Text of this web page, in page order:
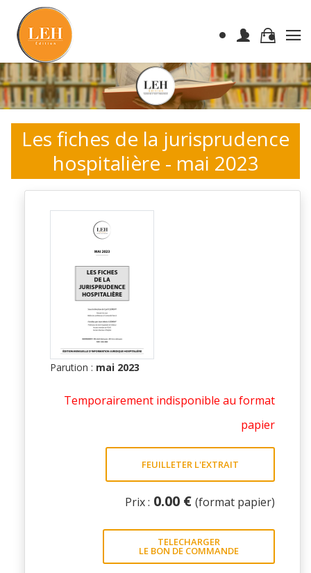
Les fiches de la jurisprudence
hospitalière - mai 2023
Parution : mai 2023
Temporairement indisponible au format
papier
FEUILLETER L'EXTRAIT
Prix : 0.00 € (format papier)
TELECHARGER
LE BON DE COMMANDE